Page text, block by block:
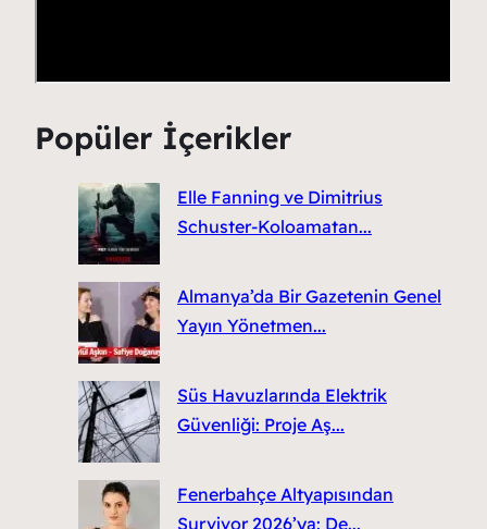
Popüler İçerikler
Elle Fanning ve Dimitrius
Schuster-Koloamatan...
Almanya’da Bir Gazetenin Genel
Yayın Yönetmen...
Süs Havuzlarında Elektrik
Güvenliği: Proje Aş...
Fenerbahçe Altyapısından
Survivor 2026’ya: De...